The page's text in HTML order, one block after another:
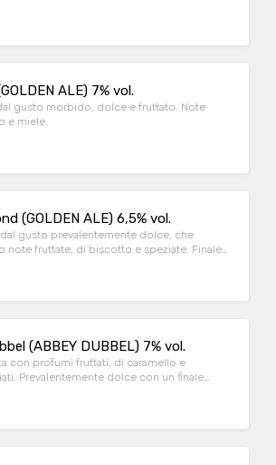
ALE) 7% vol.
gusto morbido, dolce e fruttato. Note
e miele.
(GOLDEN ALE) 6,5% vol.
dal gusto prevalentemente dolce, che
note fruttate, di biscotto e speziate. Finale
(ABBEY DUBBEL) 7% vol.
con profumi fruttati, di caramello e
Prevalentemente dolce con un finale